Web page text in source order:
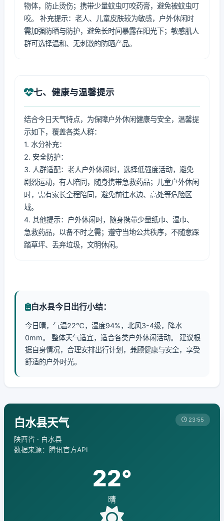
物体，防止烫伤；携带少量蚊虫叮咬药膏，避免被蚊虫叮
咬。 补充提示：老人、儿童皮肤较为敏感，户外休闲时
需加强防晒与防护，避免长时间暴露在阳光下；敏感肌人
群可选择温和、无刺激的防晒产品。
七、健康与温馨提示
结合今日天气特点，为保障户外休闲健康与安全，温馨提
示如下，覆盖各类人群：
1. 水分补充：
2. 安全防护：
3. 人群适配：老人户外休闲时，选择低强度活动，避免
剧烈运动，有人陪同，随身携带急救药品；儿童户外休闲
时，需有家长全程陪同，避免前往水边、高处等危险区
域。
4. 其他提示：户外休闲时，随身携带少量纸巾、湿巾、
急救药品，以备不时之需；遵守当地公共秩序，不随意踩
踏草坪、丢弃垃圾，文明休闲。
白水县今日出行小结：
今日晴，气温22℃，湿度94%，北风3-4级，降水
0mm。 整体天气适宜，适合各类户外休闲活动。 建议根
据自身情况，合理安排出行计划，兼顾健康与安全，享受
舒适的户外时光。
白水县天气
陕西省 · 白水县
数据来源：腾讯官方API
23:55
22°
晴